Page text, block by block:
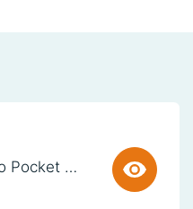
Bookaroo Pocket Notebook (A6) - CREAM